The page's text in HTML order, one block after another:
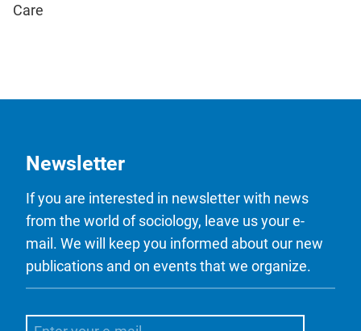
Care
Newsletter
If you are interested in newsletter with news
from the world of sociology, leave us your e-
mail. We will keep you informed about our new
publications and on events that we organize.